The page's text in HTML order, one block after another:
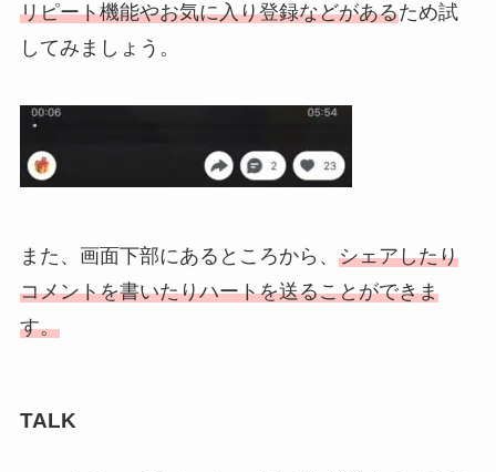
リピート機能やお気に入り登録などがあるため試
してみましょう。
また、画面下部にあるところから、 シェアしたり
コメントを書いたりハートを送ることができま
す。
TALK